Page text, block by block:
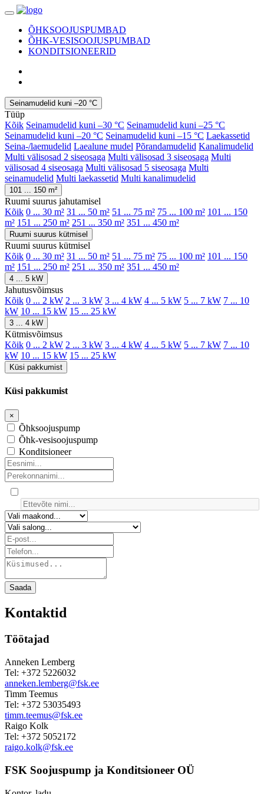
ÕHKSOOJUSPUMBAD
ÕHK-VESISOOJUSPUMBAD
KONDITSIONEERID
Seinamudelid kuni –20 °C
Tüüp
Kõik Seinamudelid kuni –30 °C Seinamudelid kuni –25 °C
Seinamudelid kuni –20 °C Seinamudelid kuni –15 °C Laekassetid
Seina-/laemudelid Laealune mudel Põrandamudelid Kanalimudelid
Multi välisosad 2 siseosaga Multi välisosad 3 siseosaga Multi
välisosad 4 siseosaga Multi välisosad 5 siseosaga Multi
seinamudelid Multi laekassetid Multi kanalimudelid
101 ... 150 m²
Ruumi suurus jahutamisel
Kõik 0 ... 30 m² 31 ... 50 m² 51 ... 75 m² 75 ... 100 m² 101 ... 150
m² 151 ... 250 m² 251 ... 350 m² 351 ... 450 m²
Ruumi suurus kütmisel
Ruumi suurus kütmisel
Kõik 0 ... 30 m² 31 ... 50 m² 51 ... 75 m² 75 ... 100 m² 101 ... 150
m² 151 ... 250 m² 251 ... 350 m² 351 ... 450 m²
4 ... 5 kW
Jahutusvõimsus
Kõik 0 ... 2 kW 2 ... 3 kW 3 ... 4 kW 4 ... 5 kW 5 ... 7 kW 7 ... 10
kW 10 ... 15 kW 15 ... 25 kW
3 ... 4 kW
Kütmisvõimsus
Kõik 0 ... 2 kW 2 ... 3 kW 3 ... 4 kW 4 ... 5 kW 5 ... 7 kW 7 ... 10
kW 10 ... 15 kW 15 ... 25 kW
Küsi pakkumist
Küsi pakkumist
×
Õhksoojuspump
Õhk-vesisoojuspump
Konditsioneer
Saada
Kontaktid
Töötajad
Anneken Lemberg
Tel: +372 5226032
anneken.lemberg@fsk.ee
Timm Teemus
Tel: +372 53035493
timm.teemus@fsk.ee
Raigo Kolk
Tel: +372 5052172
raigo.kolk@fsk.ee
FSK Soojuspump ja Konditsioneer OÜ